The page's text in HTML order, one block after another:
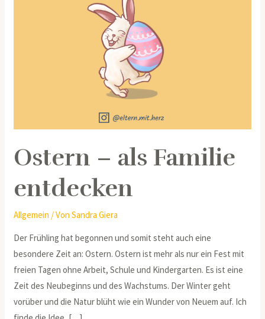
Ostern – als Familie
entdecken
Allgemein / VonSandra Giera
Der Frühling hat begonnen und somit steht auch eine
besondere Zeit an: Ostern. Ostern ist mehr als nur ein Fest mit
freien Tagen ohne Arbeit, Schule und Kindergarten. Es ist eine
Zeit des Neubeginns und des Wachstums. Der Winter geht
vorüber und die Natur blüht wie ein Wunder von Neuem auf. Ich